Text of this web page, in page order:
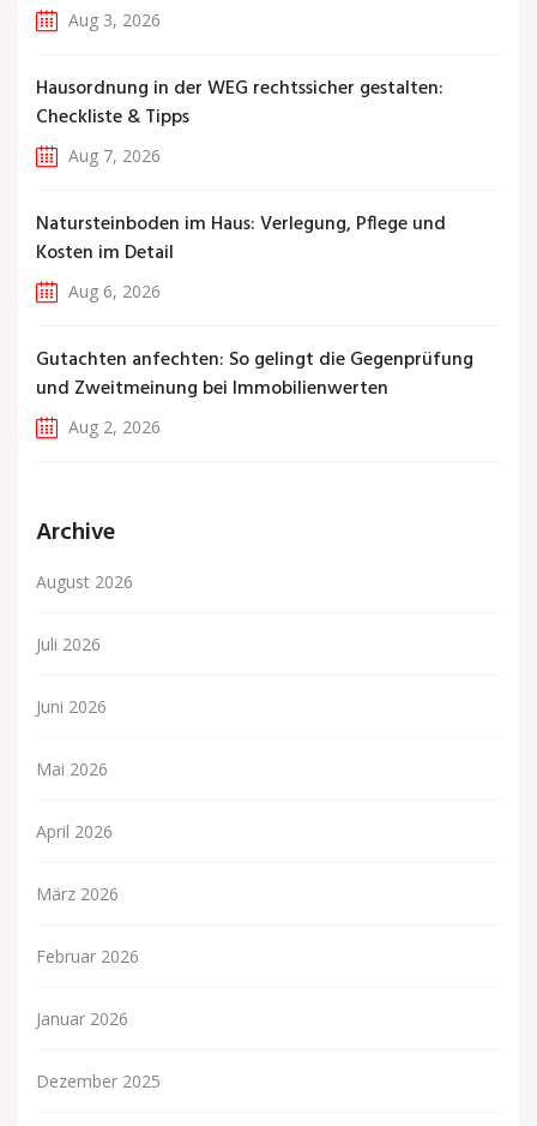
Aug 3, 2026
Hausordnung in der WEG rechtssicher gestalten:
Checkliste & Tipps
Aug 7, 2026
Natursteinboden im Haus: Verlegung, Pflege und
Kosten im Detail
Aug 6, 2026
Gutachten anfechten: So gelingt die Gegenprüfung
und Zweitmeinung bei Immobilienwerten
Aug 2, 2026
Archive
August 2026
Juli 2026
Juni 2026
Mai 2026
April 2026
März 2026
Februar 2026
Januar 2026
Dezember 2025